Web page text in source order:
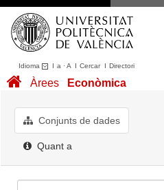
Idioma I a ·A I CercarI Directori
Conjunts de dades
Quant a
Àrees Econòmica
Conjunts de dades
Quant a